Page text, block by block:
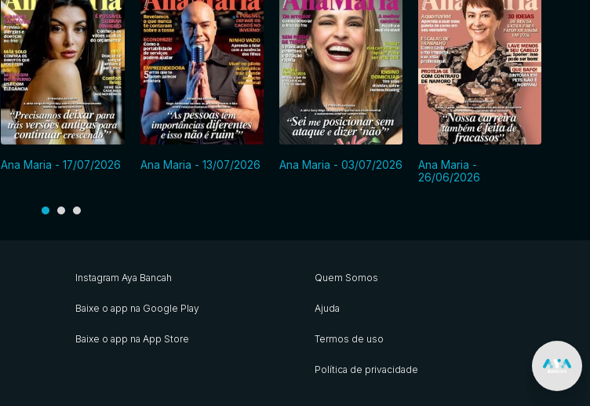
Ana Maria - 17/07/2026 Ana Maria - 13/07/2026 Ana Maria - 03/07/2026
Ana Maria -
26/06/2026
Instagram Aya Bancah
Baixe o app na Google Play
Baixe o app na App Store
Quem Somos
Ajuda
Termos de uso
Política de privacidade